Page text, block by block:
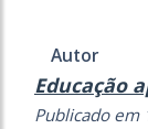
Autor
Educação
Publicado